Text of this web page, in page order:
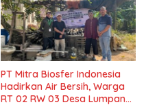
PT Mitra Biosfer Indonesia
Hadirkan Air Bersih, Warga
RT 02 RW 03 Desa Lumpang